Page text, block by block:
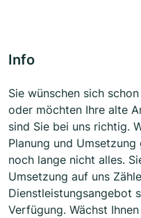
Info
Sie wünschen sich
oder möchten Ihre alte
sind Sie bei uns richtig.
Planung und
noch lange nicht alles.
Umsetzung auf uns
Dienstleistungsangebot
Verfügung. Wächst